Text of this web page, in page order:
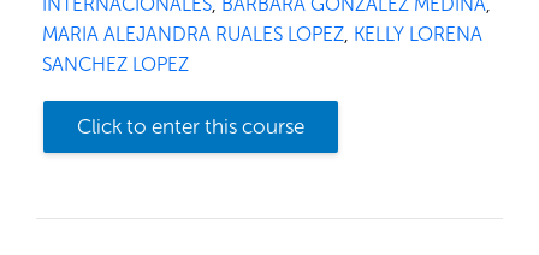
INTERNACIONALES, BARBARA GONZALEZ MEDINA,
MARIA ALEJANDRA RUALES LOPEZ, KELLY LORENA
SANCHEZ LOPEZ
Click to enter this course